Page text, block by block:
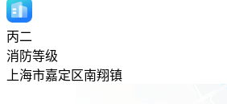
丙二
消防等级
上海市嘉定区南翔镇